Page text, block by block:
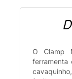
O Clamp
ferramenta